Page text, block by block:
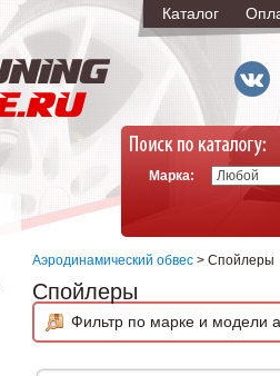
Каталог
Марка:
Аэродинамический обвес > Спойлеры
Спойлеры
Фильтр по марке и модели